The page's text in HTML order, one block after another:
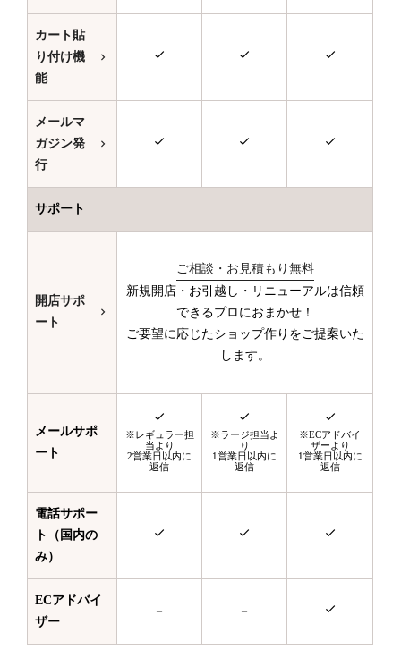
カート貼
り付け機
能
メールマ
ガジン発
行
サポート
開店サポ
ート
ご相談・お見積もり無料
新規開店・お引越し・リニューアルは信頼
できるプロにおまかせ！
ご要望に応じたショップ作りをご提案いた
します。
メールサポ
ート
※レギュラー担
当より
2営業日以内に
返信
※ラージ担当よ
り
1営業日以内に
返信
※ECアドバイ
ザーより
1営業日以内に
返信
電話サポー
ト（国内の
み）
ECアドバイ
ザー
－ －